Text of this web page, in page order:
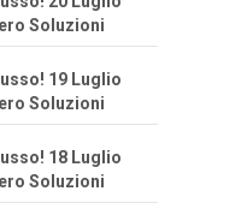
Soluzioni
19 Luglio
Soluzioni
18 Luglio
Soluzioni